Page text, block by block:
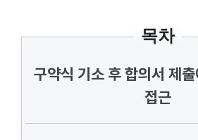
목차
구약식 기소 후 합의서 제
접근